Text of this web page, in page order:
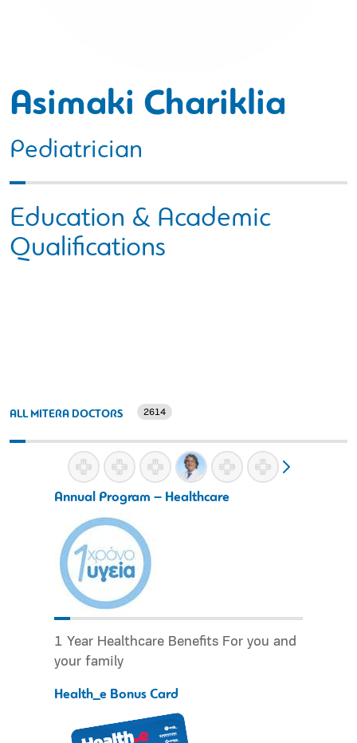
Asimaki Chariklia
Pediatrician
Education & Academic
Qualifications
ALL MITERA DOCTORS 2614
Annual Program – Healthcare
1 Year Healthcare Benefits For you and
your family
Health_e Bonus Card